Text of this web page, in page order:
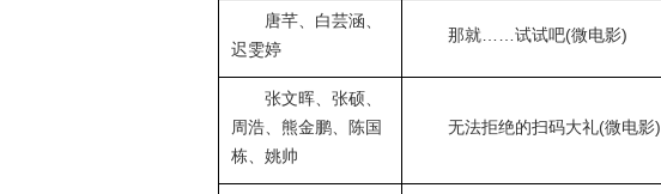
唐芊、白芸涵、
迟雯婷
那就……试试吧(微电影)
张文晖、张硕、
周浩、熊金鹏、陈国
栋、姚帅
无法拒绝的扫码大礼(微电影)